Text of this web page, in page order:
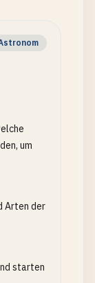
um
Arten der
starten